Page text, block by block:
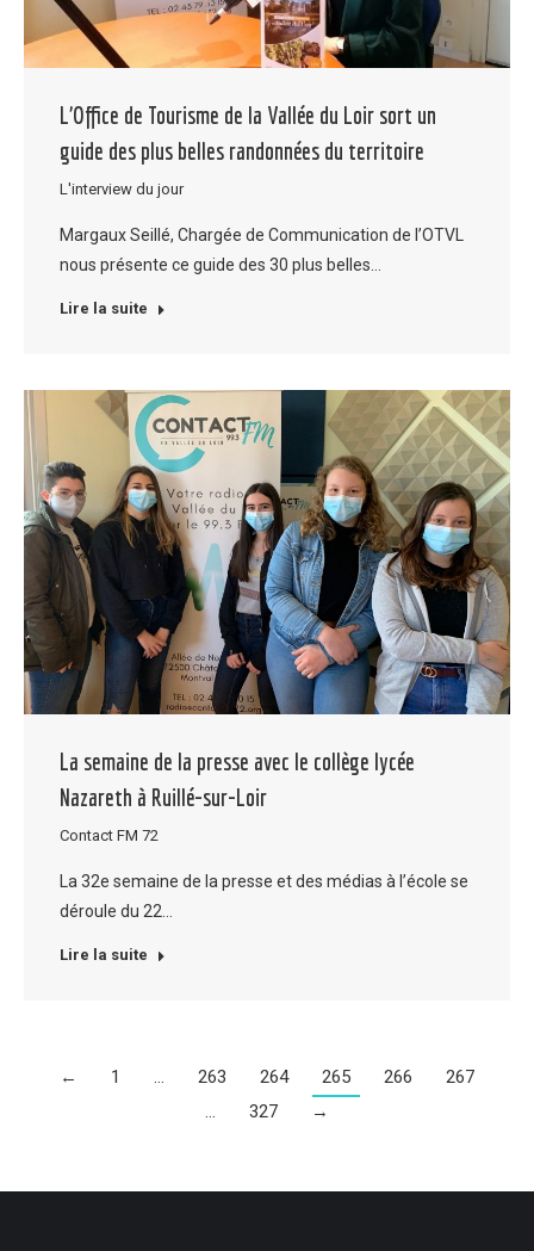
L’Office de Tourisme de la Vallée du Loir sort un
guide des plus belles randonnées du territoire
L'interview du jour
Margaux Seillé, Chargée de Communication de l’OTVL
nous présente ce guide des 30 plus belles…
Lire la suite
La semaine de la presse avec le collège lycée
Nazareth à Ruillé-sur-Loir
Contact FM 72
La 32e semaine de la presse et des médias à l’école se
déroule du 22…
Lire la suite
← 1 … 263 264 265 266
267
…
327 →